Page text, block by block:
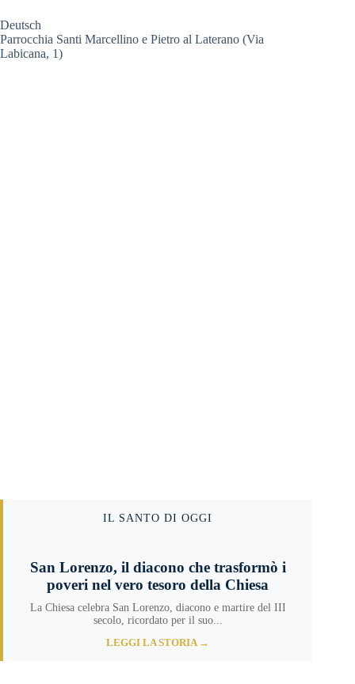
Deutsch
Parrocchia Santi Marcellino e Pietro al Laterano (Via
Labicana, 1)
IL SANTO DI OGGI
San Lorenzo, il diacono che trasformò i
poveri nel vero tesoro della Chiesa
La Chiesa celebra San Lorenzo, diacono e martire del III
secolo, ricordato per il suo...
LEGGI LA STORIA →